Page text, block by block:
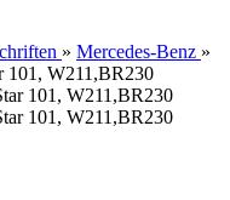
» Mercedes-Benz »
101, W211,BR230